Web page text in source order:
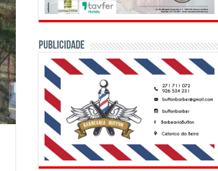
PUBLICIDADE